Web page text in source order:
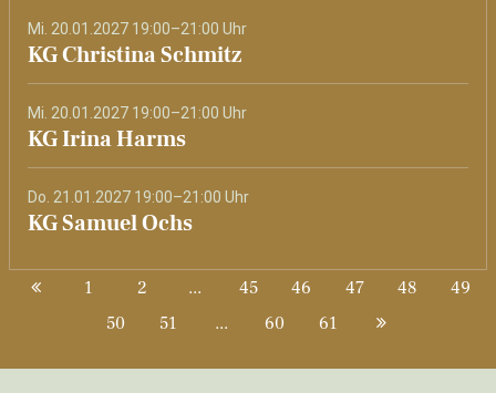
Mi. 20.01.2027 19:00–21:00 Uhr
KG Christina Schmitz
Mi. 20.01.2027 19:00–21:00 Uhr
KG Irina Harms
Do. 21.01.2027 19:00–21:00 Uhr
KG Samuel Ochs
1 2 ... 45 46 47 48
49
50
51 ... 60 61